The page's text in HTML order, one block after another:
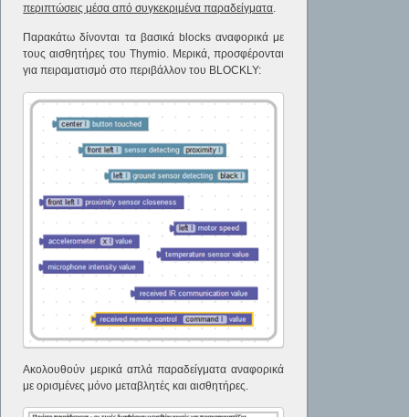
περιπτώσεις μέσα από συγκεκριμένα παραδείγματα.
Παρακάτω δίνονται τα βασικά blocks αναφορικά με
τους αισθητήρες του Thymio. Μερικά, προσφέρονται
για πειραματισμό στο περιβάλλον του BLOCKLY:
Ακολουθούν μερικά απλά παραδείγματα αναφορικά
με ορισμένες μόνο μεταβλητές και αισθητήρες.